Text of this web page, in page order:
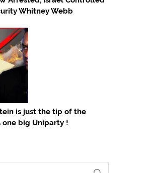
Whitney Webb
is just the tip of the
one big Uniparty !